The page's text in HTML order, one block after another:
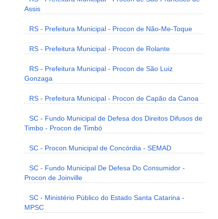
Assis
RS - Prefeitura Municipal - Procon de Não-Me-Toque
RS - Prefeitura Municipal - Procon de Rolante
RS - Prefeitura Municipal - Procon de São Luiz
Gonzaga
RS - Prefeitura Municipal - Procon de Capão da Canoa
SC - Fundo Municipal de Defesa dos Direitos Difusos de
Timbo - Procon de Timbó
SC - Procon Municipal de Concórdia - SEMAD
SC - Fundo Municipal De Defesa Do Consumidor -
Procon de Joinville
SC - Ministério Público do Estado Santa Catarina -
MPSC